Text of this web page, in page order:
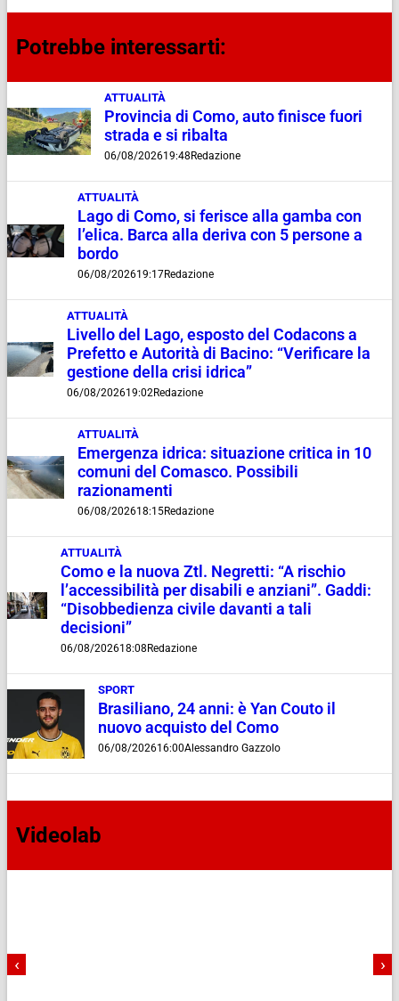
Potrebbe interessarti:
ATTUALITÀ
Provincia di Como, auto finisce fuori
strada e si ribalta
06/08/202619:48 Redazione
ATTUALITÀ
Lago di Como, si ferisce alla gamba con
l’elica. Barca alla deriva con 5 persone a
bordo
06/08/202619:17Redazione
ATTUALITÀ
Livello del Lago, esposto del Codacons a
Prefetto e Autorità di Bacino: “Verificare la
gestione della crisi idrica”
06/08/202619:02Redazione
ATTUALITÀ
Emergenza idrica: situazione critica in 10
comuni del Comasco. Possibili
razionamenti
06/08/202618:15Redazione
ATTUALITÀ
Como e la nuova Ztl. Negretti: “A rischio
l’accessibilità per disabili e anziani”. Gaddi:
“Disobbedienza civile davanti a tali
decisioni”
06/08/202618:08 Redazione
SPORT
Brasiliano, 24 anni: è Yan Couto il
nuovo acquisto del Como
06/08/202616:00Alessandro Gazzolo
Videolab
‹ ›